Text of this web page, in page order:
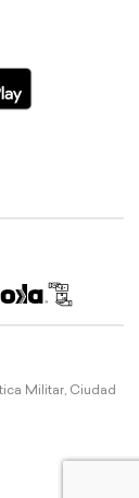
Militar, Ciudad